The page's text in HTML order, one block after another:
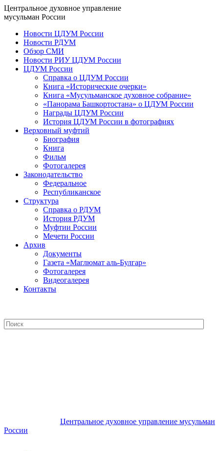
Центральное духовное управление
мусульман России
Новости ЦДУМ России
Новости РДУМ
Обзор СМИ
Новости РИУ ЦДУМ России
ЦДУМ России
Справка о ЦДУМ России
Книга «Исторические очерки»
Книга «Мусульманское духовное собрание»
«Панорама Башкортостана» о ЦДУМ России
Награды ЦДУМ России
История ЦДУМ России в фотографиях
Верховный муфтий
Биография
Книга
Фильм
Фотогалерея
Законодательство
Федеральное
Республиканское
Структура
Справка о РДУМ
История РДУМ
Муфтии России
Мечети России
Архив
Документы
Газета «Маглюмат аль-Булгар»
Фотогалерея
Видеогалерея
Контакты
Центральное духовное управление мусульман
России